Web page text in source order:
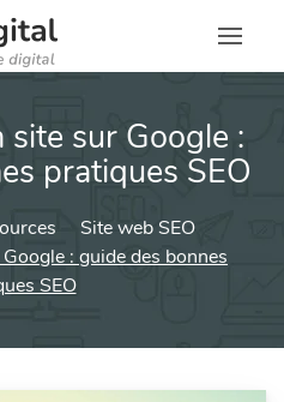
site sur Google :
pratiques SEO
Site web SEO
: guide des bonnes
SEO